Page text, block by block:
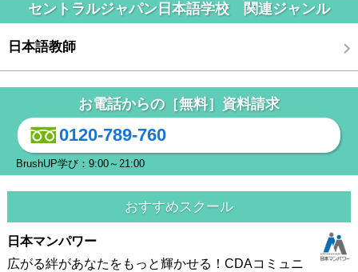
セントラルジャパン日本語学校 関連ジャンル
日本語教師
お電話からの［無料］資料請求
0120-789-760
BrushUP学び：9:00～21:00
おすすめスクール
日本マンパワー
広がる絆があなたをもっと輝かせる！CDAコミュニ